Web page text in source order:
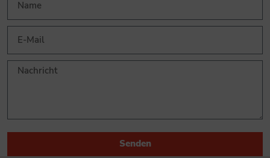
Senden